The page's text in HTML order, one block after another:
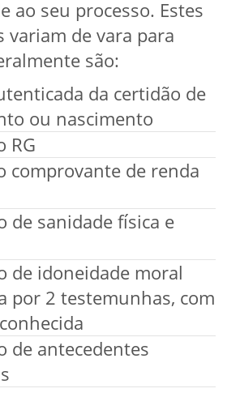
ao seu processo. Estes
variam de vara para
são:
da certidão de
ou nascimento
RG
comprovante de renda
de sanidade física e
de idoneidade moral
por 2 testemunhas, com
de antecedentes